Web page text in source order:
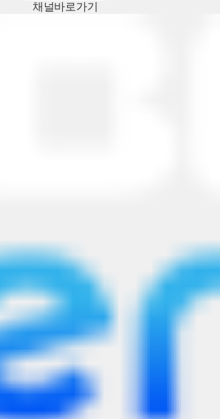
채널바로가기